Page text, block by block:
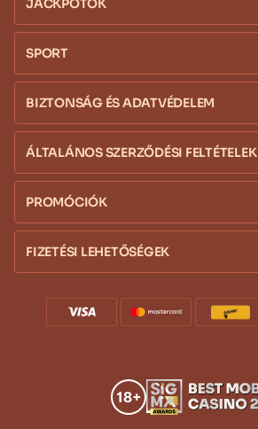
JACKPOTOK
SPORT
BIZTONSÁG ÉS ADATVÉDELEM
ÁLTALÁNOS SZERZŐDÉSI FELTÉTELEK
PROMÓCIÓK
FIZETÉSI LEHETŐSÉGEK